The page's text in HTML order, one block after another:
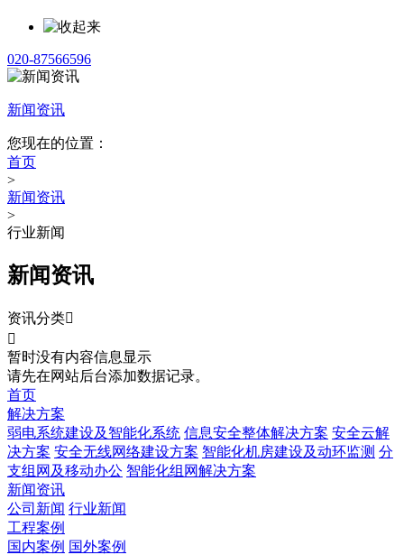
020-87566596
新闻资讯
您现在的位置：
首页
>
新闻资讯
>
行业新闻
新闻资讯
资讯分类

暂时没有内容信息显示
请先在网站后台添加数据记录。
首页
解决方案
弱电系统建设及智能化系统 信息安全整体解决方案 安全云解
决方案 安全无线网络建设方案 智能化机房建设及动环监测 分
支组网及移动办公 智能化组网解决方案
新闻资讯
公司新闻 行业新闻
工程案例
国内案例 国外案例